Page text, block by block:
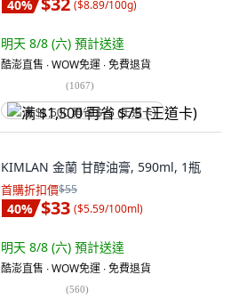
40% ($8.89/100g)
明天 8/8 (六) 預計送達
酷澎直售 ∙ WOW免運 ∙ 免費退貨
(1067)
满 $1,500 再省 $75 (王道卡)
KIMLAN 金蘭 甘醇油膏, 590ml, 1瓶
首購折扣價$55
40% $33 ($5.59/100ml)
明天 8/8 (六) 預計送達
酷澎直售 ∙ WOW免運 ∙ 免費退貨
(560)